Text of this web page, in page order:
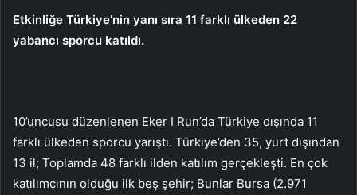
Etkinliğe Türkiye’nin yanı sıra 11 farklı ülkeden 22
yabancı sporcu katıldı.
10’uncusu düzenlenen Eker I Run’da Türkiye dışında 11
farklı ülkeden sporcu yarıştı. Türkiye’den 35, yurt dışından
13 il; Toplamda 48 farklı ilden katılım gerçekleşti. En çok
katılımcının olduğu ilk beş şehir; Bunlar Bursa (2.971